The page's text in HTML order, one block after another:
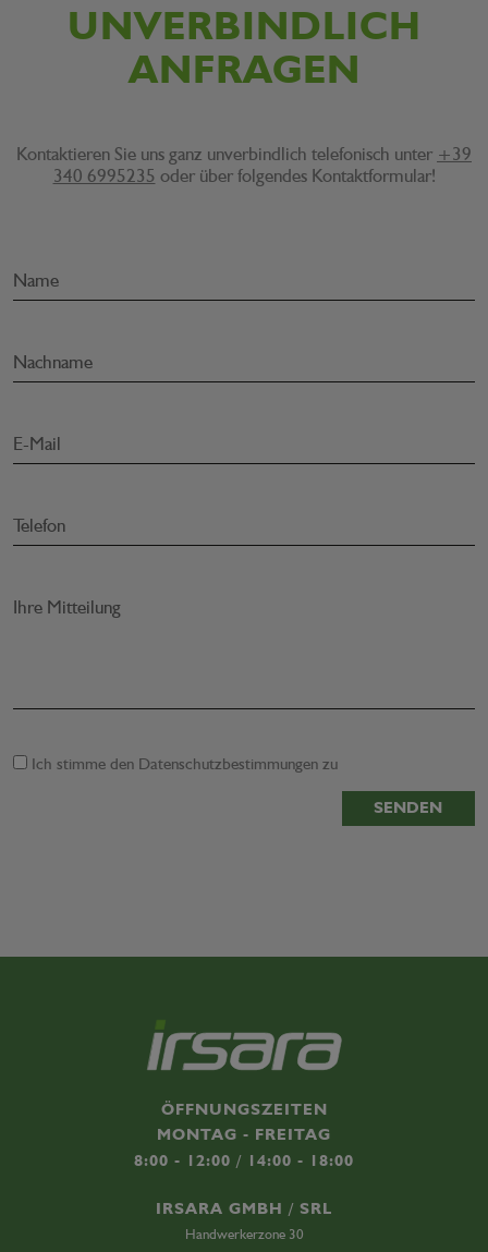
UNVERBINDLICH
ANFRAGEN
Kontaktieren Sie uns ganz unverbindlich telefonisch unter +39
340 6995235 oder über folgendes Kontaktformular!
Name
Nachname
E-Mail
Telefon
Ihre Mitteilung
Ich stimme den Datenschutzbestimmungen zu
SENDEN
ÖFFNUNGSZEITEN
MONTAG - FREITAG
8:00 - 12:00 / 14:00 - 18:00
IRSARA GMBH / SRL
Handwerkerzone 30